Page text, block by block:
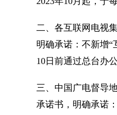
二、各互联网电视
明确承诺：不新增“
10日前通过总台办
三、中国广电督导
承诺书，明确承诺